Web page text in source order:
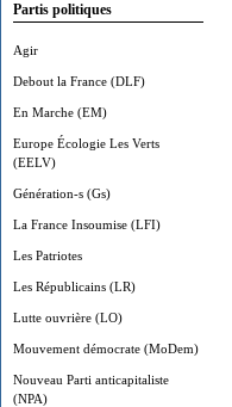
Partis politiques
Agir
Debout la France (DLF)
En Marche (EM)
Europe Écologie Les Verts
(EELV)
Génération-s (Gs)
La France Insoumise (LFI)
Les Patriotes
Les Républicains (LR)
Lutte ouvrière (LO)
Mouvement démocrate (MoDem)
Nouveau Parti anticapitaliste
(NPA)